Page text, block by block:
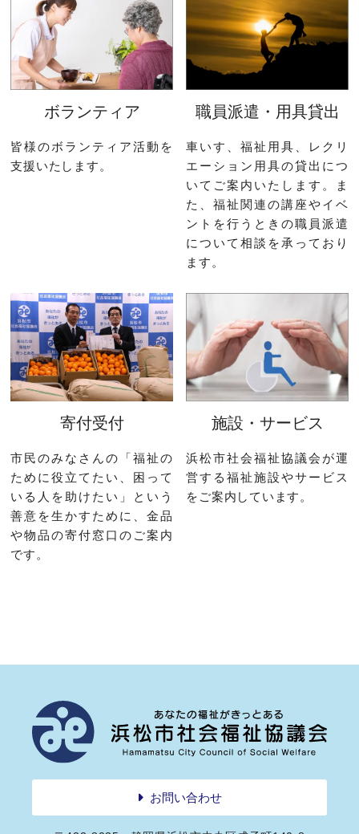
ボランティア
皆様のボランティア活動を
支援いたします。
職員派遣・用具貸出
車いす、福祉用具、レクリ
エーション用具の貸出につ
いてご案内いたします。ま
た、福祉関連の講座やイベ
ントを行うときの職員派遣
について相談を承っており
ます。
寄付受付
市民のみなさんの「福祉の
ために役立てたい、困って
いる人を助けたい」という
善意を生かすために、金品
や物品の寄付窓口のご案内
です。
施設・サービス
浜松市社会福祉協議会が運
営する福祉施設やサービス
をご案内しています。
お問い合わせ